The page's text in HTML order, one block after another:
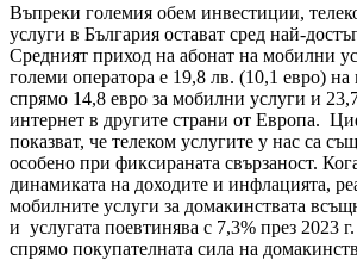
Въпреки големия обем инвестиции,
услуги в България остават сред най-
Средният приход на абонат на мобилни
големи оператора е 19,8 лв. (10,1 евро) на
спрямо 14,8 евро за мобилни услуги и
интернет в другите страни от Европа.
показват, че телеком услугите у нас са
особено при фиксираната свързаност.
динамиката на доходите и инфлацията,
мобилните услуги за домакинствата
и услугата поевтинява с 7,3% през 2023
спрямо покупателната сила на